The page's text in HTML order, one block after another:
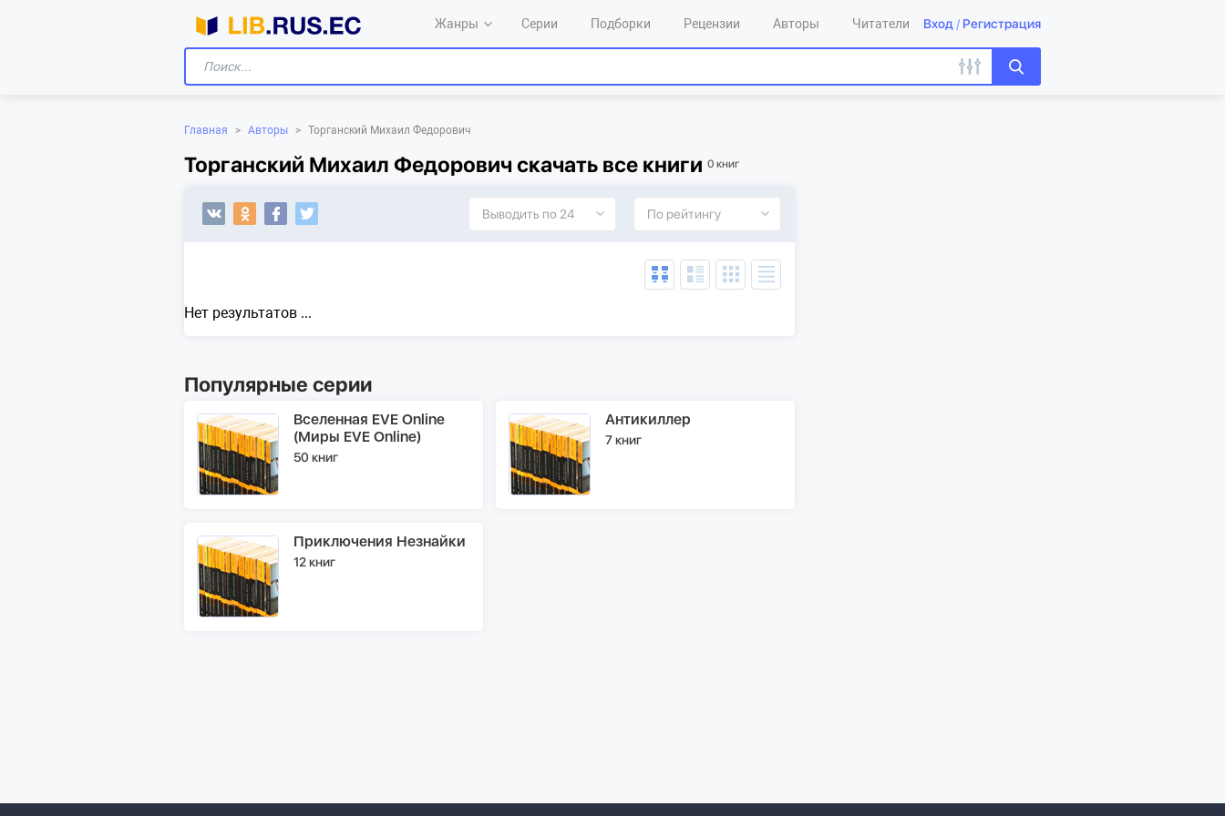
Жанры Серии Подборки Рецензии Авторы Читатели Вход / Регистрация
Главная > Авторы > Торганский Михаил Федорович
Торганский Михаил Федорович скачать все книги 0 книг
Выводить по 24 По рейтингу
Нет результатов ...
Популярные серии
Вселенная EVE Online
(Миры EVE Online)
50 книг
Антикиллер
7 книг
Приключения Незнайки
12 книг